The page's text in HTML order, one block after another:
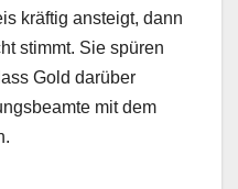
kräftig ansteigt, dann
stimmt. Sie spüren
Gold darüber
mit dem